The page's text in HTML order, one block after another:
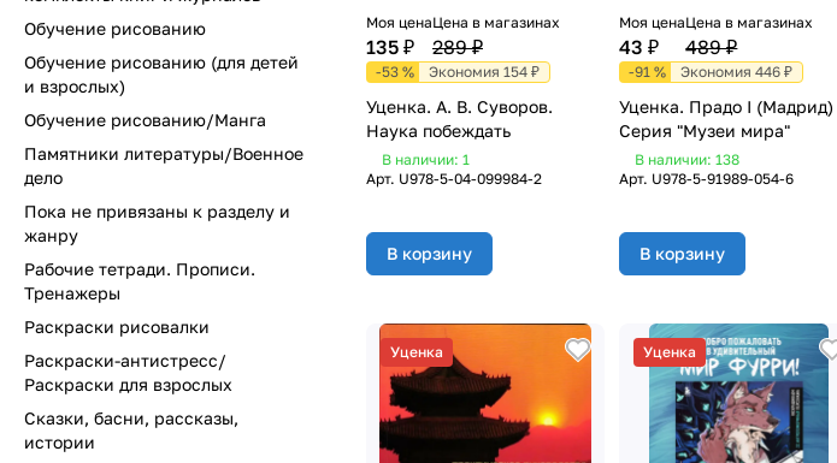
Моя цена
135 ₽
Цена в магазинах
289 ₽
-53 % Экономия 154 ₽
Уценка. А. В. Суворов.
Наука побеждать
В наличии: 1
Арт. U978-5-04-099984-2
В корзину
Моя цена
43 ₽
Цена в магазинах
489 ₽
-91 % Экономия 446 ₽
Уценка. Прадо I (Мадрид)
Серия "Музеи мира"
В наличии: 138
Арт. U978-5-91989-054-6
В корзину
Уценка Уценка
Обучение рисованию
Обучение рисованию (для детей
и взрослых)
Обучение рисованию/Манга
Памятники литературы/Военное
дело
Пока не привязаны к разделу и
жанру
Рабочие тетради. Прописи.
Тренажеры
Раскраски рисовалки
Раскраски-антистресс/
Раскраски для взрослых
Сказки, басни, рассказы,
истории